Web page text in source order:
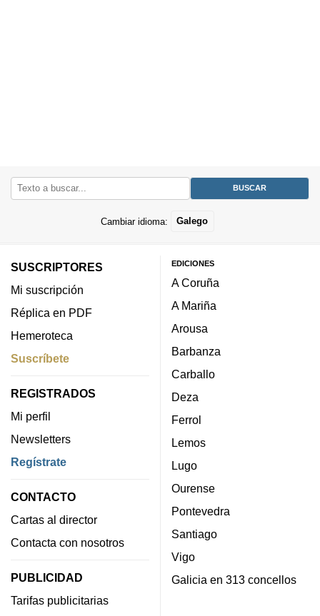
Cambiar idioma: Galego
SUSCRIPTORES
Mi suscripción
Réplica en PDF
Hemeroteca
Suscríbete
REGISTRADOS
Mi perfil
Newsletters
Regístrate
CONTACTO
Cartas al director
Contacta con nosotros
PUBLICIDAD
Tarifas publicitarias
EDICIONES
A Coruña
A Mariña
Arousa
Barbanza
Carballo
Deza
Ferrol
Lemos
Lugo
Ourense
Pontevedra
Santiago
Vigo
Galicia en 313 concellos